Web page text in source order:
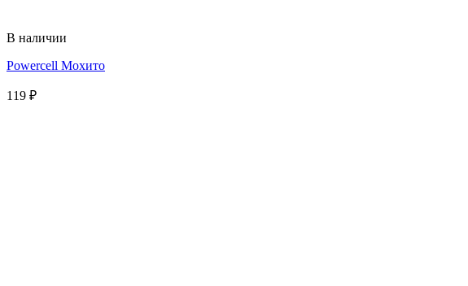
В наличии
Powercell Мохито
119 ₽